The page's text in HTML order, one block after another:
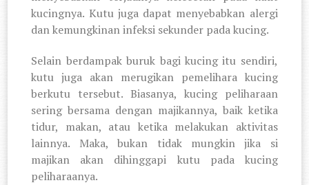
kucingnya. Kutu juga dapat menyebabkan alergi
dan kemungkinan infeksi sekunder pada kucing.
Selain berdampak buruk bagi kucing itu sendiri,
kutu juga akan merugikan pemelihara kucing
berkutu tersebut. Biasanya, kucing peliharaan
sering bersama dengan majikannya, baik ketika
tidur, makan, atau ketika melakukan aktivitas
lainnya. Maka, bukan tidak mungkin jika si
majikan akan dihinggapi kutu pada kucing
peliharaanya.